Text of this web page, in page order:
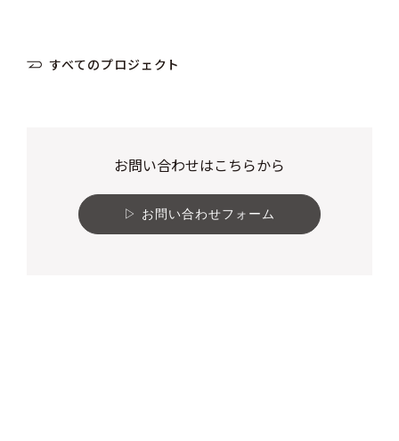
すべてのプロジェクト
お問い合わせはこちらから
お問い合わせフォーム